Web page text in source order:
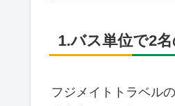
1.バス単位で2
フジメイトトラベル